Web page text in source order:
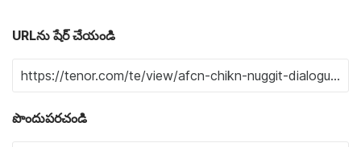
URLను షేర్ చేయండి
పొందుపరచండి